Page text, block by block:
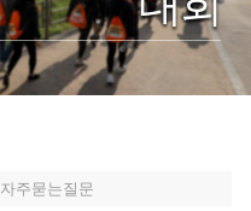
자주묻는질문